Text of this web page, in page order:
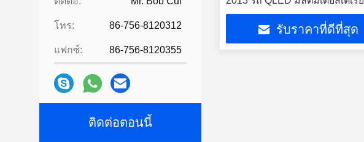
โทร: 86-756-8120312
แฟกซ์: 86-756-8120355
ติดต่อตอนนี้
รับราคาที่ดีที่สุด